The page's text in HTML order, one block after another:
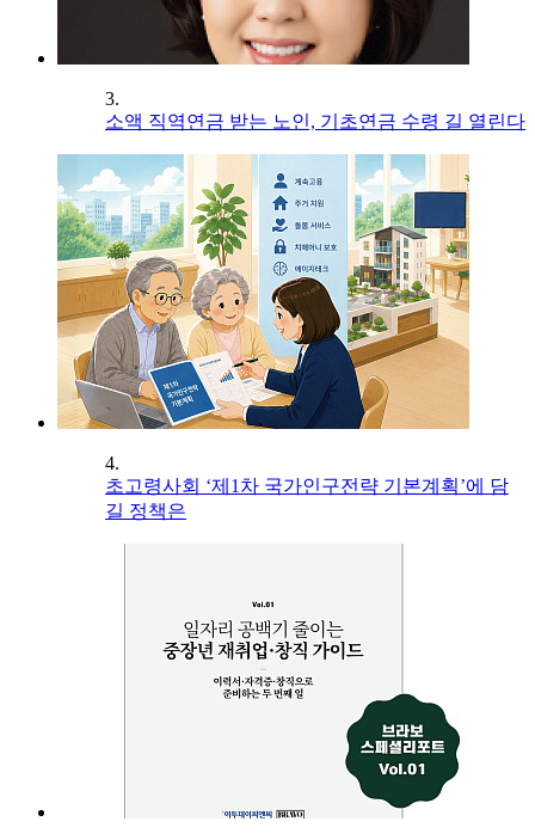
3.
소액 직역연금 받는 노인, 기초연금 수령 길 열린다
4.
초고령사회 ‘제1차 국가인구전략 기본계획’에 담
길 정책은